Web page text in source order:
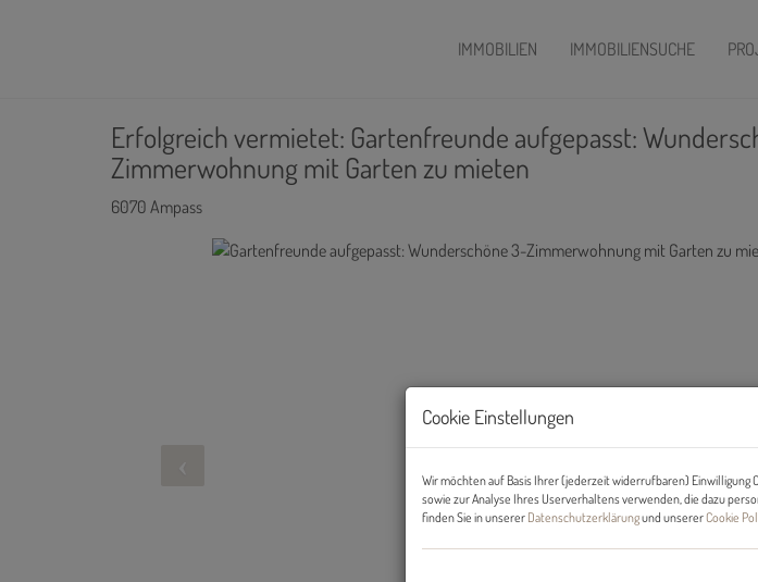
IMMOBILIEN IMMOBILIENSUCHE
Erfolgreich vermietet: Gartenfreunde aufgepasst:
Zimmerwohnung mit Garten zu mieten
6070 Ampass
Cookie Einstellungen
Wir möchten auf Basis Ihrer (jederzeit widerrufbaren) Einwilligung
sowie zur Analyse Ihres Userverhaltens verwenden, die dazu
finden Sie in unserer Datenschutzerklärungund unsererCookie